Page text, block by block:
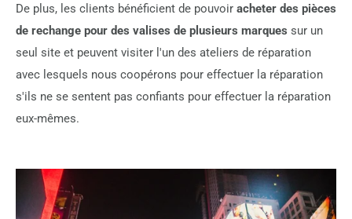
De plus, les clients bénéficient de pouvoir acheter des pièces
de rechange pour des valises de plusieurs marques sur un
seul site et peuvent visiter l'un des ateliers de réparation
avec lesquels nous coopérons pour effectuer la réparation
s'ils ne se sentent pas confiants pour effectuer la réparation
eux-mêmes.